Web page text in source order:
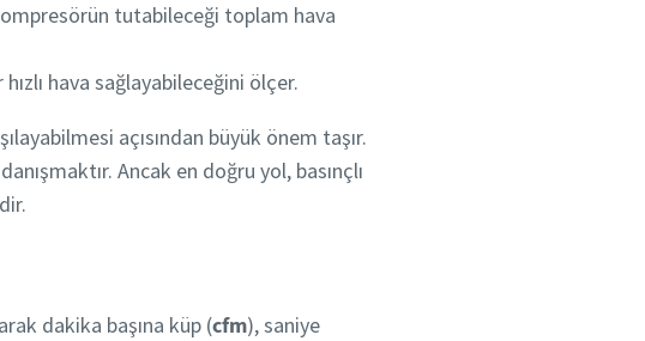
tutabileceği toplam hava
hava sağlayabileceğini ölçer.
açısından büyük önem taşır.
Ancak en doğru yol, basınçlı
dakika başına küp (cfm), saniye